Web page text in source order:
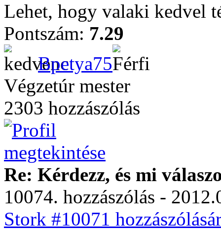
Lehet, hogy valaki kedvel
Pontszám: 7.29
Bpetya75
Végzetúr mester
2303 hozzászólás
Re: Kérdezz, és mi
10074. hozzászólás -
Stork #10071